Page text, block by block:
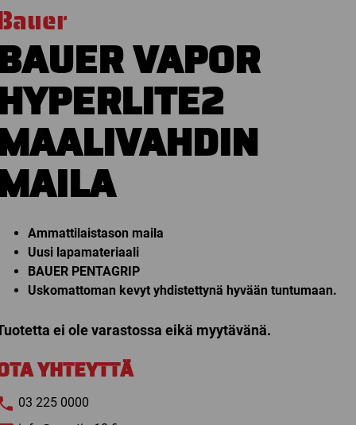
VAPOR
Ammattilaistason maila
Uusi lapamateriaali
BAUER PENTAGRIP
Uskomattoman kevyt yhdistettynä hyvään tuntumaan.
ei ole varastossa eikä myytävänä.
YHTEYTTÄ
03 225 0000